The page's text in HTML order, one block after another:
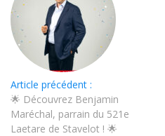
Article précédent :
🌟 Découvrez Benjamin
Maréchal, parrain du 521e
Laetare de Stavelot ! 🌟